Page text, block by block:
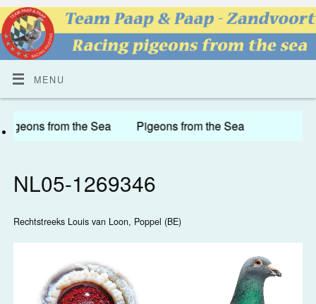
MENU
from the Sea Pigeons from the Sea
NL05-1269346
Rechtstreeks Louis van Loon, Poppel (BE)